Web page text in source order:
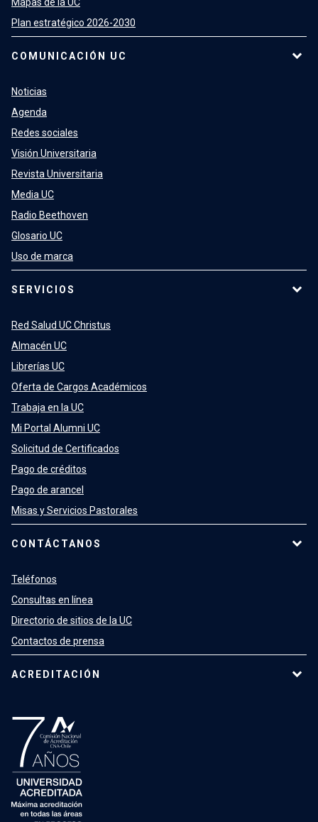
Mapas de la UC
Plan estratégico 2026-2030
COMUNICACIÓN UC
Noticias
Agenda
Redes sociales
Visión Universitaria
Revista Universitaria
Media UC
Radio Beethoven
Glosario UC
Uso de marca
SERVICIOS
Red Salud UC Christus
Almacén UC
Librerías UC
Oferta de Cargos Académicos
Trabaja en la UC
Mi Portal Alumni UC
Solicitud de Certificados
Pago de créditos
Pago de arancel
Misas y Servicios Pastorales
CONTÁCTANOS
Teléfonos
Consultas en línea
Directorio de sitios de la UC
Contactos de prensa
ACREDITACIÓN